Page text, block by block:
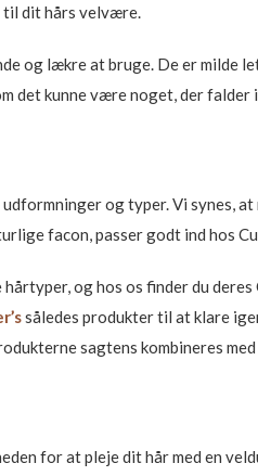
til dit hårs velvære.
og lækre at bruge. De er milde
det kunne være noget, der falder
og typer. Vi synes,
facon, passer godt ind hos
og hos os finder du
således produkter til at klare
sagtens kombineres
for at pleje dit hår med en